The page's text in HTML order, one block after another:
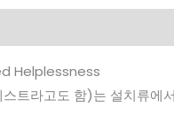
Helplessness
트라고도 함)는 설치류에